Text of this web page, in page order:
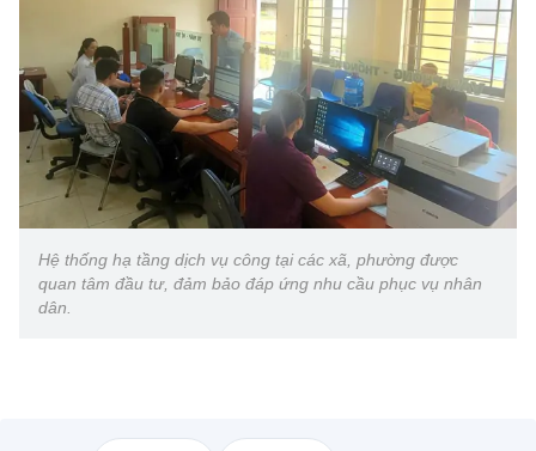
Hệ thống hạ tầng dịch vụ công tại các xã, phường được
quan tâm đầu tư, đảm bảo đáp ứng nhu cầu phục vụ nhân
dân.